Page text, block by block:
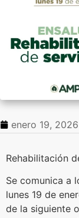
enero 19, 2026
Rehabilitación
Se comunica a
lunes 19 de
de la siguiente